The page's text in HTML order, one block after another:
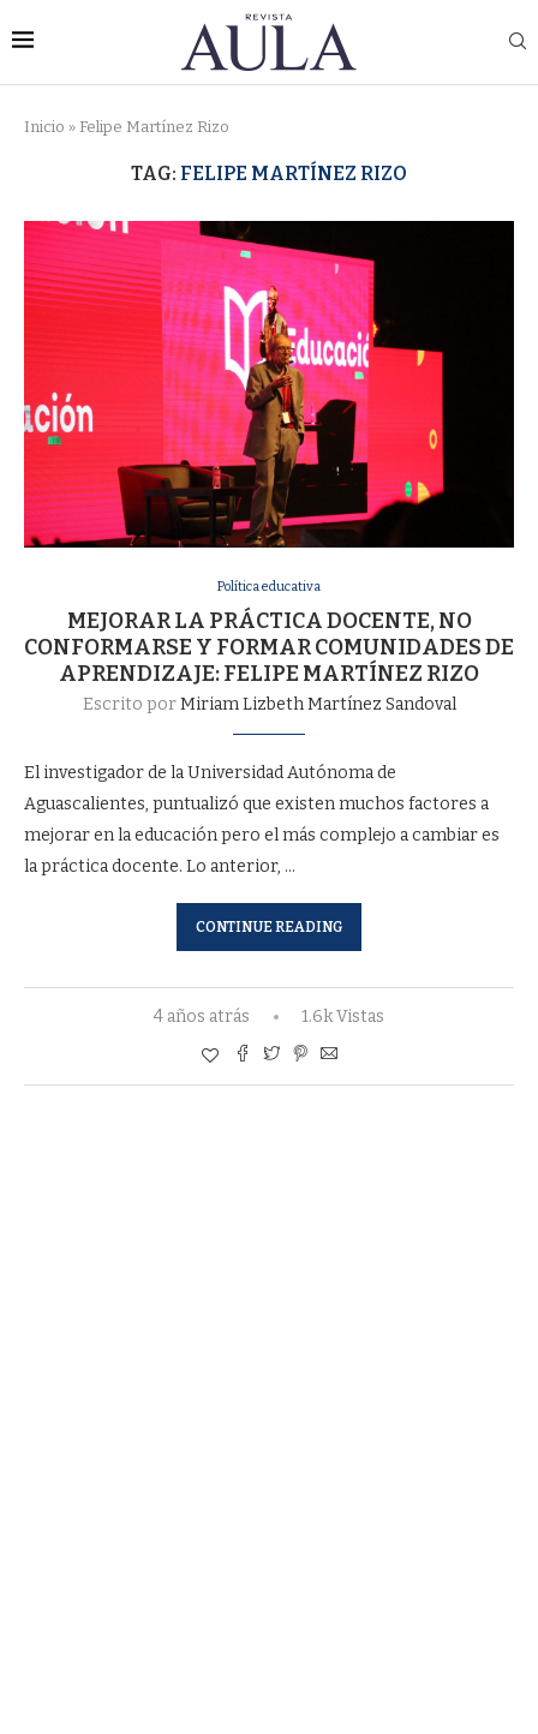
Inicio » Felipe Martínez Rizo
TAG: FELIPE MARTÍNEZ RIZO
Política educativa
MEJORAR LA PRÁCTICA DOCENTE, NO
CONFORMARSE Y FORMAR COMUNIDADES DE
APRENDIZAJE: FELIPE MARTÍNEZ RIZO
Escrito porMiriam Lizbeth Martínez Sandoval
El investigador de la Universidad Autónoma de
Aguascalientes, puntualizó que existen muchos factores a
mejorar en la educación pero el más complejo a cambiar es
la práctica docente. Lo anterior, …
CONTINUE READING
4 años atrás 1.6k Vistas